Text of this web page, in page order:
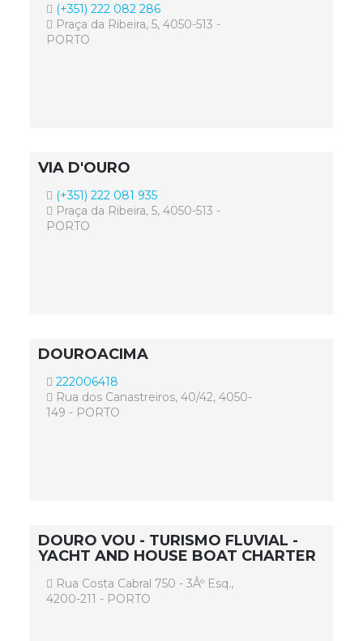
(+351) 222 082 286
Praça da Ribeira, 5, 4050-513 -
PORTO
VIA D'OURO
(+351) 222 081 935
Praça da Ribeira, 5, 4050-513 -
PORTO
DOUROACIMA
222006418
Rua dos Canastreiros, 40/42, 4050-
149 - PORTO
DOURO VOU - TURISMO FLUVIAL -
YACHT AND HOUSE BOAT CHARTER
Rua Costa Cabral 750 - 3Âº Esq.,
4200-211 - PORTO